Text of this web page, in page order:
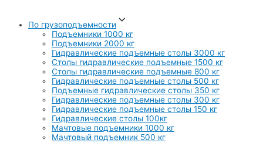
По грузоподъемности
Подъемники 1000 кг
Подъемники 2000 кг
Гидравлические подъемные столы 3000 кг
Столы гидравлические подъемные 1500 кг
Столы гидравлические подъемные 800 кг
Гидравлические подъемные столы 500 кг
Подъемные гидравлические столы 350 кг
Гидравлические подъемные столы 300 кг
Гидравлические подъемные столы 150 кг
Гидравлические столы 100кг
Мачтовые подъемники 1000 кг
Мачтовый подъемник 500 кг